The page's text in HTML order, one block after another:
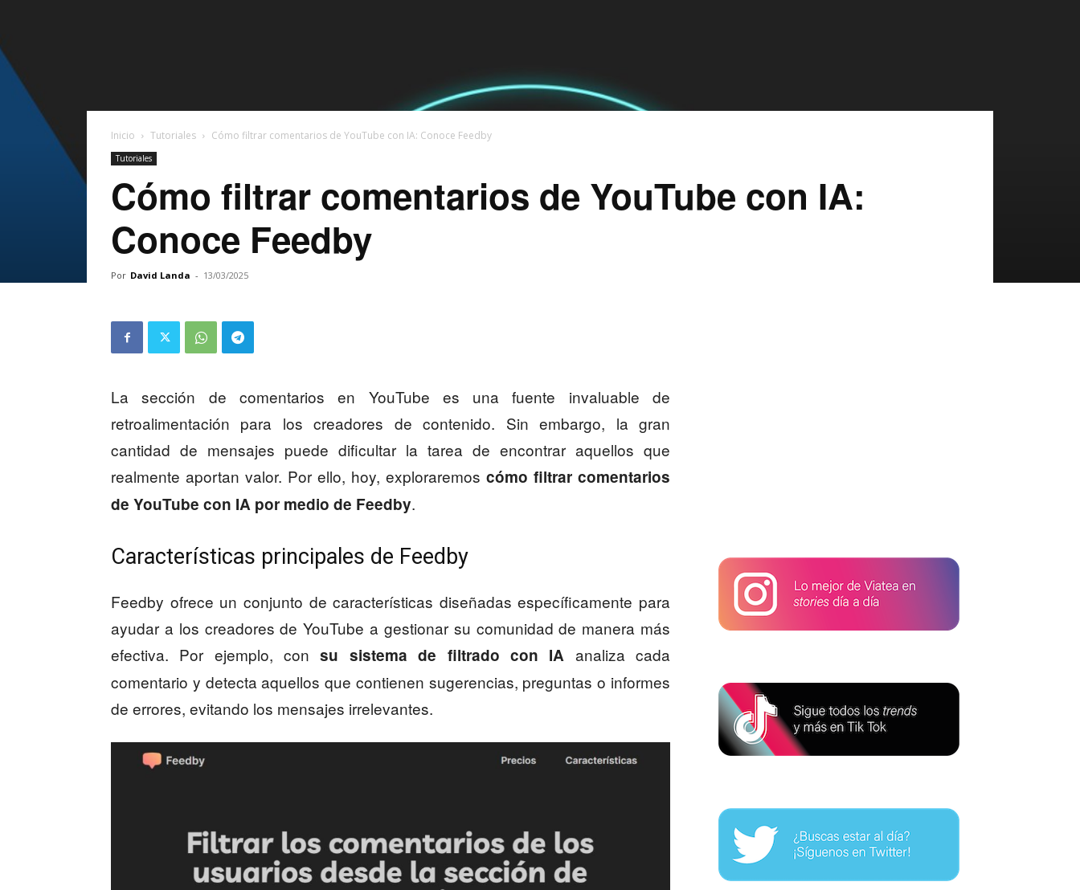
Inicio Tutoriales Cómo filtrar comentarios de YouTube con IA: Conoce Feedby
Tutoriales
Cómo filtrar comentarios de YouTube con IA:
Conoce Feedby
Por David Landa - 13/03/2025
La sección de comentarios en YouTube es una fuente invaluable de
retroalimentación para los creadores de contenido. Sin embargo, la gran
cantidad de mensajes puede dificultar la tarea de encontrar aquellos que
realmente aportan valor. Por ello, hoy, exploraremos cómo filtrar comentarios
de YouTube con IA por medio de Feedby.
Características principales de Feedby
Feedby ofrece un conjunto de características diseñadas específicamente para
ayudar a los creadores de YouTube a gestionar su comunidad de manera más
efectiva. Por ejemplo, consu sistema de filtrado con IA analiza cada
comentario y detecta aquellos que contienen sugerencias, preguntas o informes
de errores, evitando los mensajes irrelevantes.